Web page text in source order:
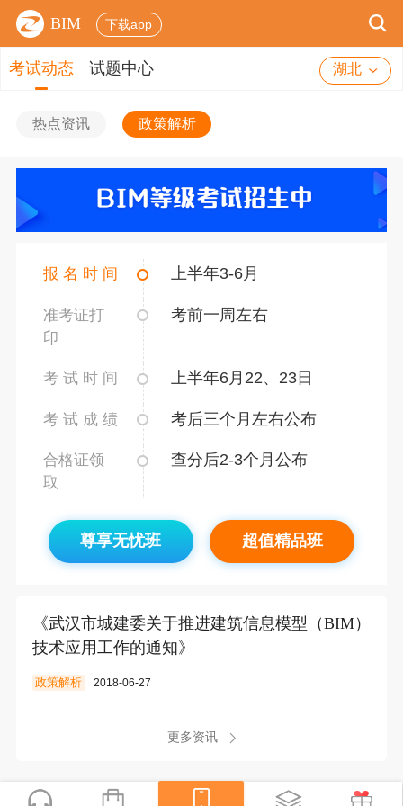
BIM 下载app
考试动态 试题中心 湖北
热点资讯 政策解析
报 名 时 间 上半年3-6月
准考证打
印
考前一周左右
考 试 时 间 上半年6月22、23日
考 试 成 绩 考后三个月左右公布
合格证领
取
查分后2-3个月公布
尊享无忧班 超值精品班
《武汉市城建委关于推进建筑信息模型（BIM）
技术应用工作的通知》
政策解析 2018-06-27
更多资讯